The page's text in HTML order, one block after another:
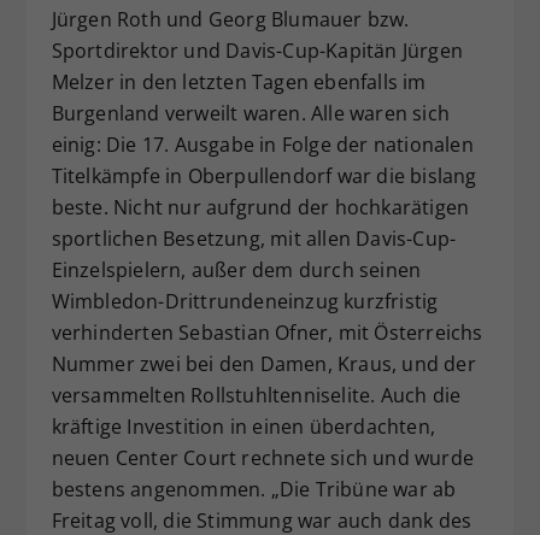
Jürgen Roth und Georg Blumauer bzw.
Sportdirektor und Davis-Cup-Kapitän Jürgen
Melzer in den letzten Tagen ebenfalls im
Burgenland verweilt waren. Alle waren sich
einig: Die 17. Ausgabe in Folge der nationalen
Titelkämpfe in Oberpullendorf war die bislang
beste. Nicht nur aufgrund der hochkarätigen
sportlichen Besetzung, mit allen Davis-Cup-
Einzelspielern, außer dem durch seinen
Wimbledon-Drittrundeneinzug kurzfristig
verhinderten Sebastian Ofner, mit Österreichs
Nummer zwei bei den Damen, Kraus, und der
versammelten Rollstuhltenniselite. Auch die
kräftige Investition in einen überdachten,
neuen Center Court rechnete sich und wurde
bestens angenommen. „Die Tribüne war ab
Freitag voll, die Stimmung war auch dank des